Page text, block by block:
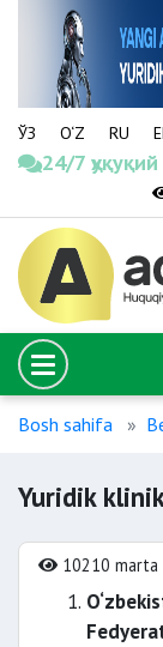
ЎЗ O‘Z RU
24/7 ҳуқуқий
Bosh sahifa
Yuridik
10210 marta